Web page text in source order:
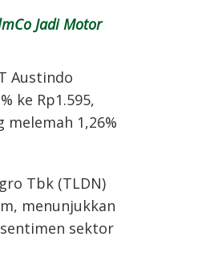
Jadi Motor
Austindo
ke Rp1.595,
melemah 1,26%
Tbk (TLDN)
menunjukkan
sektor